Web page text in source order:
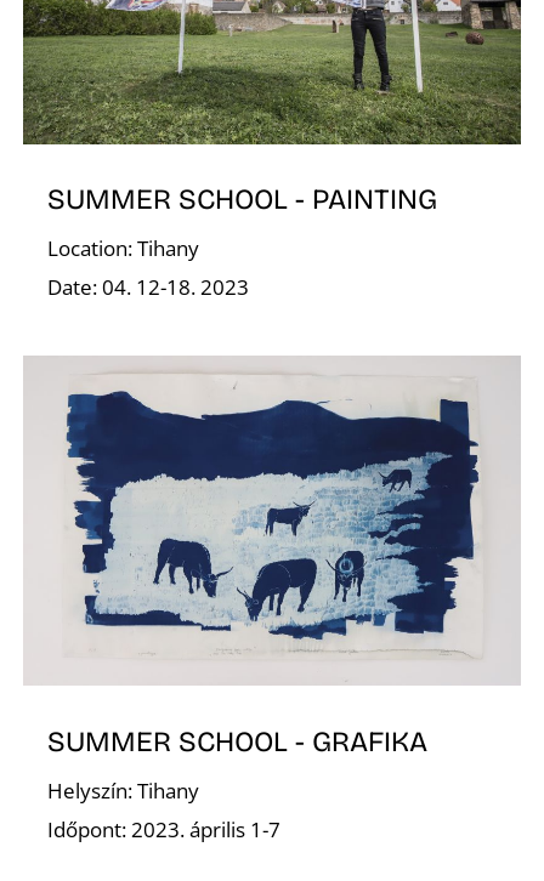
SUMMER SCHOOL - PAINTING
Location: Tihany
Date: 04. 12-18. 2023
SUMMER SCHOOL - GRAFIKA
Helyszín: Tihany
Időpont: 2023. április 1-7